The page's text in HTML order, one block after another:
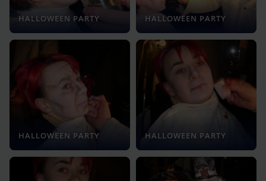
HALLOWEEN PARTY HALLOWEEN PARTY
HALLOWEEN PARTY HALLOWEEN PARTY